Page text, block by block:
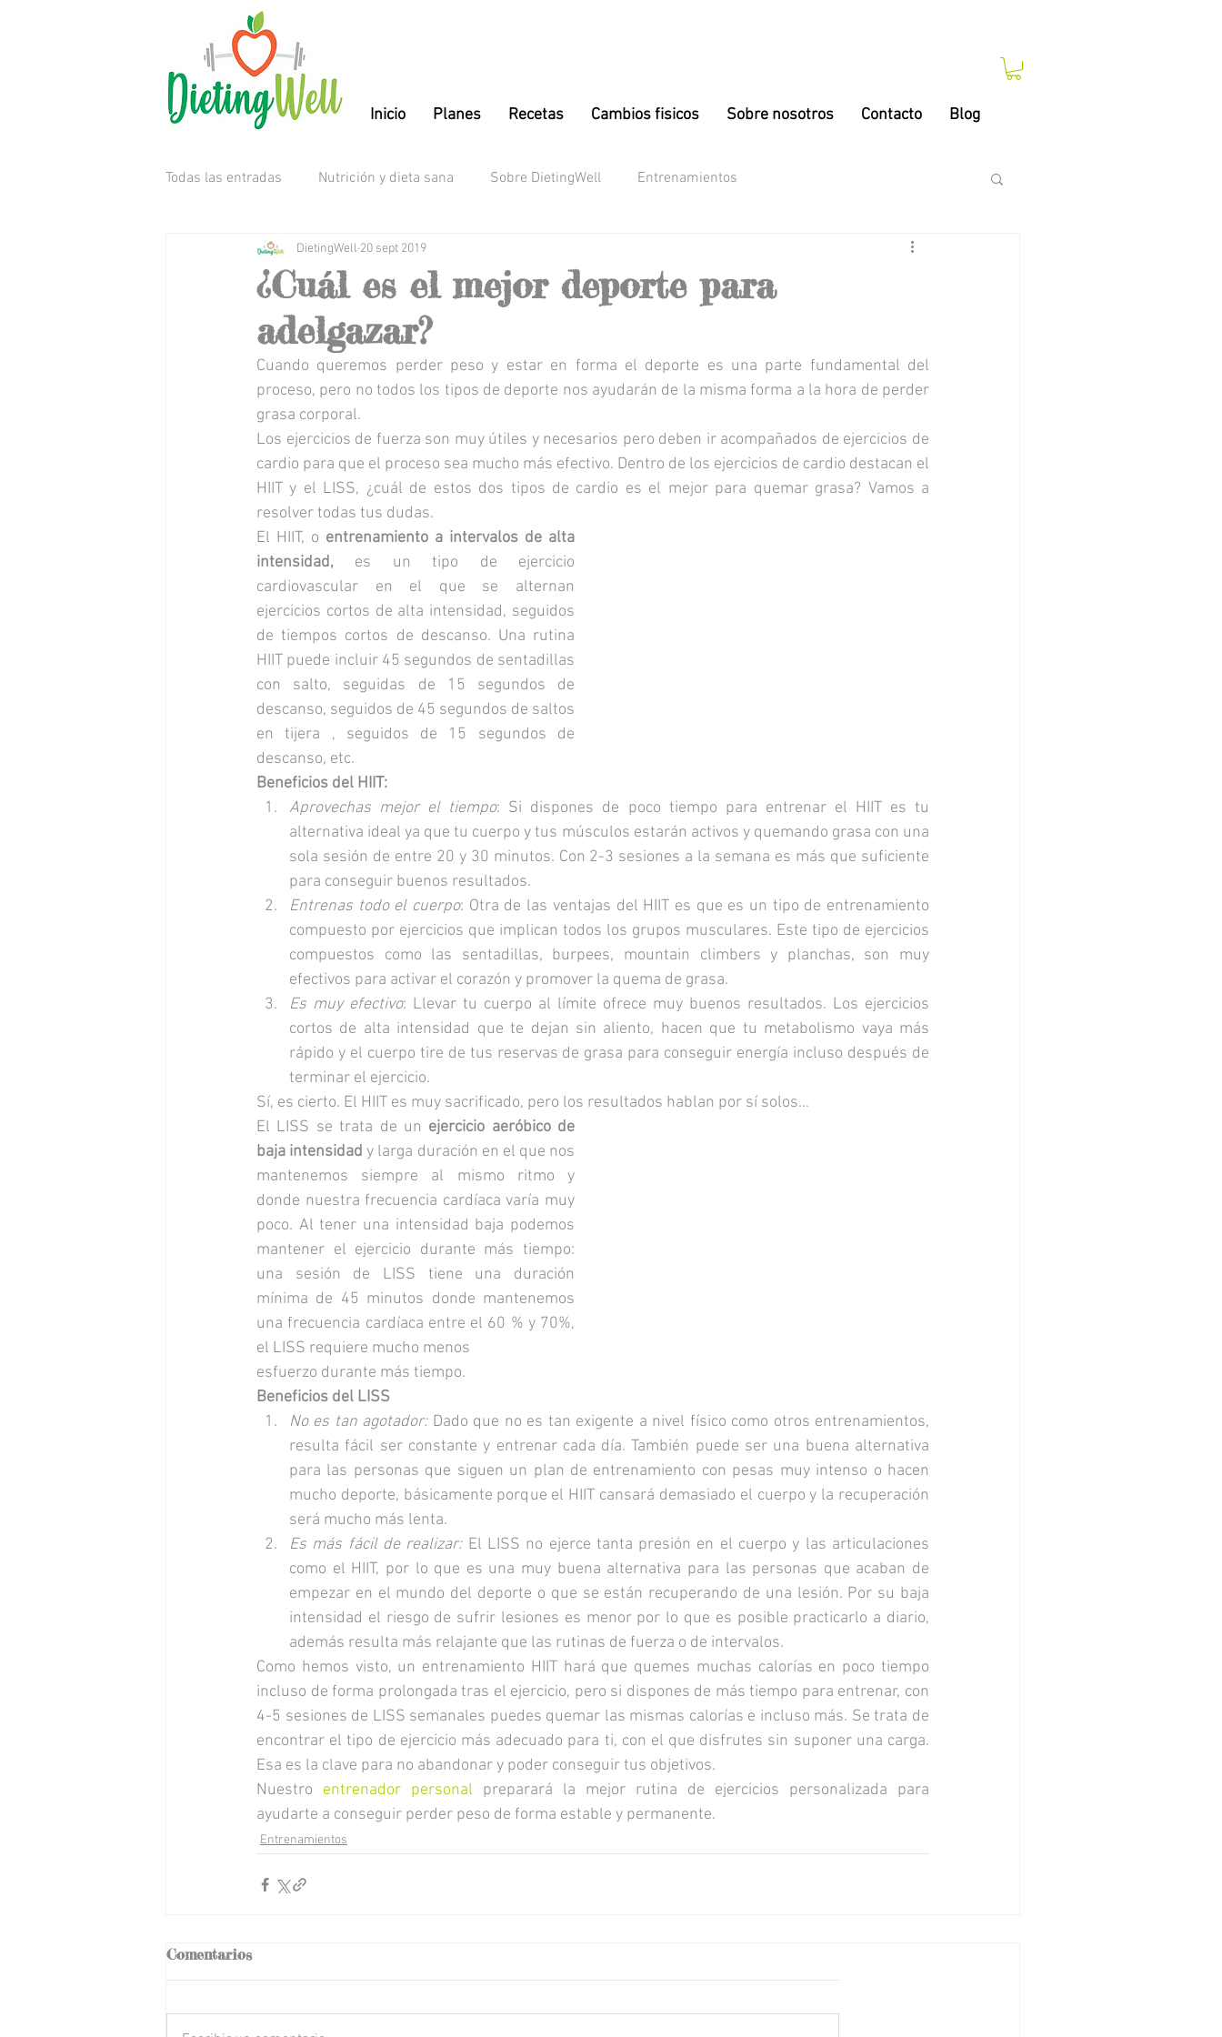
Inicio Planes Recetas Cambios fisicos Sobre nosotros Contacto Blog
Todas las entradas Nutrición y dieta sana Sobre DietingWell Entrenamientos
¿Cuál es el mejor deporte para
adelgazar?
DietingWell 20 sept 2019
Cuando queremos perder peso y estar en forma el deporte es una parte fundamental del
proceso, pero no todos los tipos de deporte nos ayudarán de la misma forma a la hora de perder
grasa corporal.
Los ejercicios de fuerza son muy útiles y necesarios pero deben ir acompañados de ejercicios de
cardio para que el proceso sea mucho más efectivo. Dentro de los ejercicios de cardio destacan el
HIIT y el LISS, ¿cuál de estos dos tipos de cardio es el mejor para quemar grasa? Vamos a
resolver todas tus dudas.
El HIIT, o entrenamiento a intervalos de alta
intensidad, es un tipo de ejercicio
cardiovascular en el que se alternan
ejercicios cortos de alta intensidad, seguidos
de tiempos cortos de descanso. Una rutina
HIIT puede incluir 45 segundos de sentadillas
con salto, seguidas de 15 segundos de
descanso, seguidos de 45 segundos de saltos
en tijera , seguidos de 15 segundos de
descanso, etc.
Beneficios del HIIT:
Aprovechas mejor el tiempo: Si dispones de poco tiempo para entrenar el HIIT es tu
alternativa ideal ya que tu cuerpo y tus músculos estarán activos y quemando grasa con una
sola sesión de entre 20 y 30 minutos. Con 2-3 sesiones a la semana es más que suficiente
para conseguir buenos resultados.
Entrenas todo el cuerpo: Otra de las ventajas del HIIT es que es un tipo de entrenamiento
compuesto por ejercicios que implican todos los grupos musculares. Este tipo de ejercicios
compuestos como las sentadillas, burpees, mountain climbers y planchas, son muy
efectivos para activar el corazón y promover la quema de grasa.
Es muy efectivo: Llevar tu cuerpo al límite ofrece muy buenos resultados. Los ejercicios
cortos de alta intensidad que te dejan sin aliento, hacen que tu metabolismo vaya más
rápido y el cuerpo tire de tus reservas de grasa para conseguir energía incluso después de
terminar el ejercicio.
Sí, es cierto. El HIIT es muy sacrificado, pero los resultados hablan por sí solos…
El LISS se trata de un ejercicio aeróbico de
baja intensidad y larga duración en el que nos
mantenemos siempre al mismo ritmo y
donde nuestra frecuencia cardíaca varía muy
poco. Al tener una intensidad baja podemos
mantener el ejercicio durante más tiempo:
una sesión de LISS tiene una duración
mínima de 45 minutos donde mantenemos
una frecuencia cardíaca entre el 60 % y 70%,
el LISS requiere mucho menos
esfuerzo durante más tiempo.
Beneficios del LISS
No es tan agotador: Dado que no es tan exigente a nivel físico como otros entrenamientos,
resulta fácil ser constante y entrenar cada día. También puede ser una buena alternativa
para las personas que siguen un plan de entrenamiento con pesas muy intenso o hacen
mucho deporte, básicamente porque el HIIT cansará demasiado el cuerpo y la recuperación
será mucho más lenta.
Es más fácil de realizar: El LISS no ejerce tanta presión en el cuerpo y las articulaciones
como el HIIT, por lo que es una muy buena alternativa para las personas que acaban de
empezar en el mundo del deporte o que se están recuperando de una lesión. Por su baja
intensidad el riesgo de sufrir lesiones es menor por lo que es posible practicarlo a diario,
además resulta más relajante que las rutinas de fuerza o de intervalos.
Como hemos visto, un entrenamiento HIIT hará que quemes muchas calorías en poco tiempo
incluso de forma prolongada tras el ejercicio, pero si dispones de más tiempo para entrenar, con
4-5 sesiones de LISS semanales puedes quemar las mismas calorías e incluso más. Se trata de
encontrar el tipo de ejercicio más adecuado para ti, con el que disfrutes sin suponer una carga.
Esa es la clave para no abandonar y poder conseguir tus objetivos.
Nuestro entrenador personal preparará la mejor rutina de ejercicios personalizada para
ayudarte a conseguir perder peso de forma estable y permanente.
Entrenamientos
Comentarios